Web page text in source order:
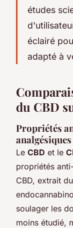
études
éclairé
adapté à
du CBD
Propriétés
Le CBD et le
propriétés
CBD, extrait
soulager les
moins étudié,